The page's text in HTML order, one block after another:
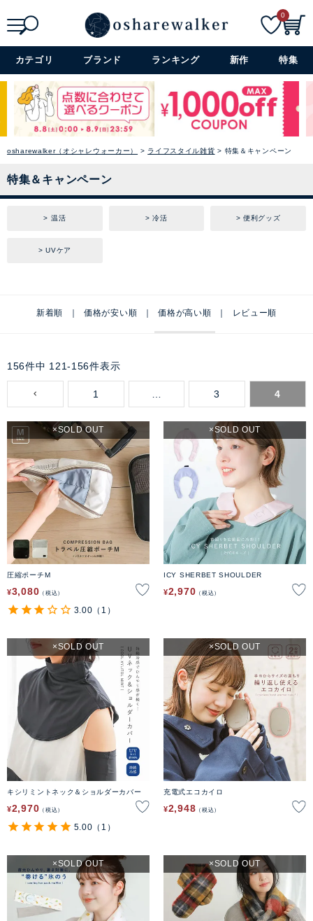
詳細検索+
0
カテゴリ ブランド ランキング 新作 特集
osharewalker（オシャレウォーカー） ライフスタイル雑貨 特集＆キャンペーン
特集＆キャンペーン
温活 冷活 便利グッズ
UVケア
新着順 価格が安い順 価格が高い順 レビュー順
156件中 121-156件表示
1 3 4
圧縮ポーチM
¥3,080 税込
SOLD OUT
3.00 （1）
ICY SHERBET SHOULDER
¥2,970 税込
SOLD OUT
キシリミントネック＆ショルダーカバー
¥2,970 税込
SOLD OUT
5.00 （1）
充電式エコカイロ
¥2,948 税込
SOLD OUT
SOLD OUT SOLD OUT